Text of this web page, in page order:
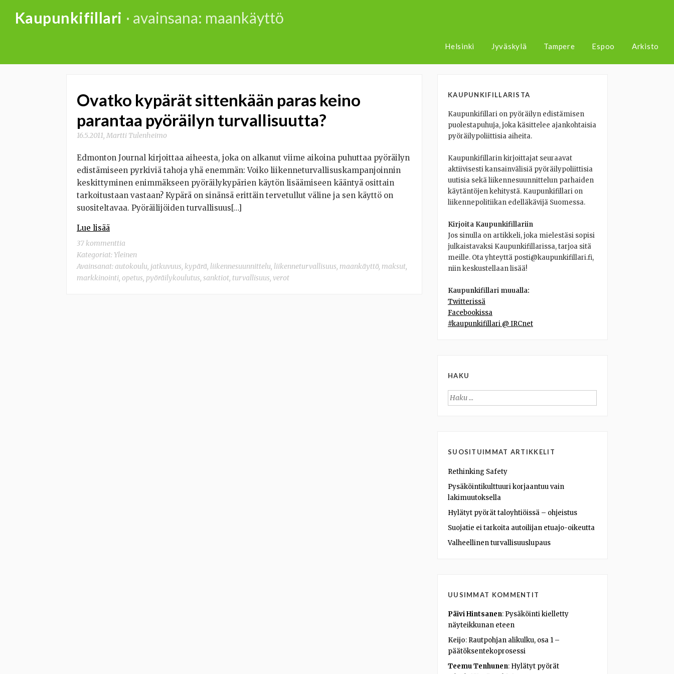
Kaupunkifillari · avainsana: maankäyttö
Helsinki Jyväskylä Tampere Espoo Arkisto
Ovatko kypärät sittenkään paras keino
parantaa pyöräilyn turvallisuutta?
16.5.2011 Martti Tulenheimo
Edmonton Journal kirjoittaa aiheesta, joka on alkanut viime aikoina puhuttaa pyöräilyn
edistämiseen pyrkiviä tahoja yhä enemmän: Voiko liikenneturvallisuskampanjoinnin
keskittyminen enimmäkseen pyöräilykypärien käytön lisäämiseen kääntyä osittain
tarkoitustaan vastaan? Kypärä on sinänsä erittäin tervetullut väline ja sen käyttö on
suositeltavaa. Pyöräilijöiden turvallisuus[…]
Lue lisää
37 kommenttia
Kategoriat: Yleinen
Avainsanat:autokoulu, jatkuvuus, kypärä, liikennesuunnittelu, liikenneturvallisuus, maankäyttö, maksut,
markkinointi, opetus, pyöräilykoulutus, sanktiot, turvallisuus, verot
KAUPUNKIFILLARISTA
Kaupunkifillari on pyöräilyn edistämisen
puolestapuhuja, joka käsittelee ajankohtaisia
pyöräilypoliittisia aiheita.
Kaupunkifillarin kirjoittajat seuraavat
aktiivisesti kansainvälisiä pyöräilypoliittisia
uutisia sekä liikennesuunnittelun parhaiden
käytäntöjen kehitystä. Kaupunkifillari on
liikennepolitiikan edelläkävijä Suomessa.
Kirjoita Kaupunkifillariin
Jos sinulla on artikkeli, joka mielestäsi sopisi
julkaistavaksi Kaupunkifillarissa, tarjoa sitä
meille. Ota yhteyttä posti@kaupunkifillari.fi,
niin keskustellaan lisää!
Kaupunkifillari muualla:
Twitterissä
Facebookissa
#kaupunkifillari @ IRCnet
HAKU
Haku:
SUOSITUIMMAT ARTIKKELIT
Rethinking Safety
Pysäköintikulttuuri korjaantuu vain
lakimuutoksella
Hylätyt pyörät taloyhtiöissä – ohjeistus
Suojatie ei tarkoita autoilijan etuajo-oikeutta
Valheellinen turvallisuuslupaus
UUSIMMAT KOMMENTIT
Päivi Hintsanen: Pysäköinti kielletty
näyteikkunan eteen
Keijo: Rautpohjan alikulku, osa 1 –
päätöksentekoprosessi
Teemu Tenhunen: Hylätyt pyörät